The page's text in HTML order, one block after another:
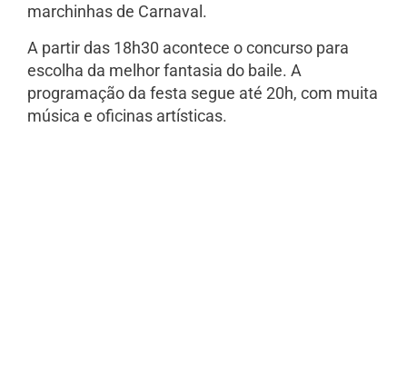
marchinhas de Carnaval.
A partir das 18h30 acontece o concurso para
escolha da melhor fantasia do baile. A
programação da festa segue até 20h, com muita
música e oficinas artísticas.